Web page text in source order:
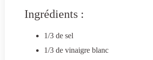
Ingrédients :
1/3 de sel
1/3 de vinaigre blanc